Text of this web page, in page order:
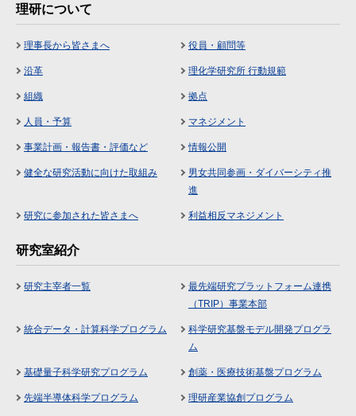
理研について
理事長から皆さまへ 役員・顧問等
沿革 理化学研究所 行動規範
組織 拠点
人員・予算 マネジメント
事業計画・報告書・評価など 情報公開
健全な研究活動に向けた取組み
男女共同参画・ダイバーシティ推
進
研究に参加された皆さまへ 利益相反マネジメント
研究室紹介
研究主宰者一覧
最先端研究プラットフォーム連携
（TRIP）事業本部
統合データ・計算科学プログラム
科学研究基盤モデル開発プログラ
ム
基礎量子科学研究プログラム 創薬・医療技術基盤プログラム
先端半導体科学プログラム 理研産業協創プログラム